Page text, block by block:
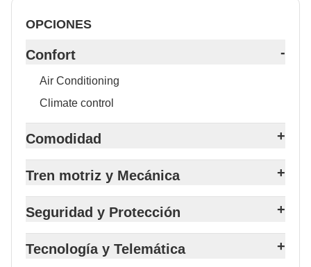
OPCIONES
Confort -
Air Conditioning
Climate control
Comodidad +
Tren motriz y Mecánica +
Seguridad y Protección +
Tecnología y Telemática +